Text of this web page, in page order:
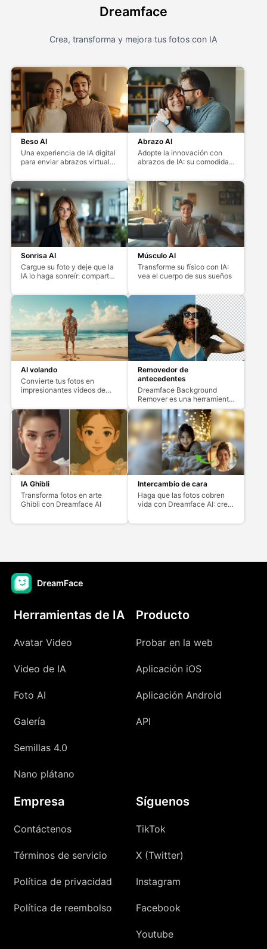
Dreamface
Crea, transforma y mejora tus fotos con IA
Beso AI
Una experiencia de IA digital
para enviar abrazos virtuales
alegría
Abrazo AI
Adopte la innovación con
abrazos de IA: su comodidad
Sonrisa AI
Cargue su foto y deje que la
IA lo haga sonreír: comparta
Músculo AI
Transforme su físico con IA:
vea el cuerpo de sus sueños
AI volando
Convierte tus fotos en
impresionantes videos de
Removedor de
antecedentes
Dreamface Background
Remover es una herramienta
gratuita y sencilla con
calidad HD
IA Ghibli
Transforma fotos en arte
Ghibli con Dreamface AI
Intercambio de cara
Haga que las fotos cobren
vida con Dreamface AI: cree
DreamFace
Herramientas de IA
Avatar Video
Video de IA
Foto AI
Galería
Semillas 4.0
Nano plátano
Producto
Probar en la web
Aplicación iOS
Aplicación Android
API
Empresa
Contáctenos
Términos de servicio
Política de privacidad
Política de reembolso
Síguenos
TikTok
X (Twitter)
Instagram
Facebook
Youtube